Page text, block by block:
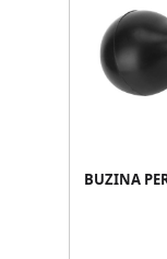
BUZINA